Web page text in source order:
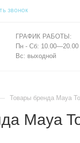
ЗВОНОК
ГРАФИК РАБОТЫ:
Пн - Сб: 10.00—20.00
Вс: выходной
Товары бренда Maya
Maya